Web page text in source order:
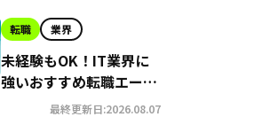
転職 業界
未経験もOK！IT業界に
強いおすすめ転職エージ
ェント19社【2026年最
最終更新日:2026.08.07